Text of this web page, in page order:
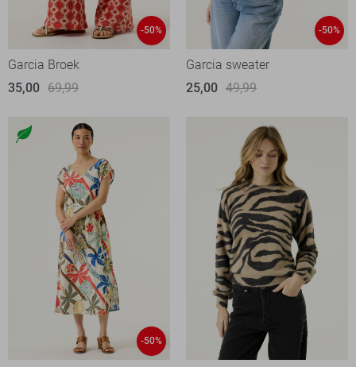
-50%
Garcia Broek
35,00 69,99
-50%
Garcia sweater
25,00 49,99
-50%